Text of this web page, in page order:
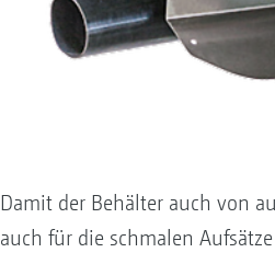
Damit der Behälter auch von
auch für die schmalen